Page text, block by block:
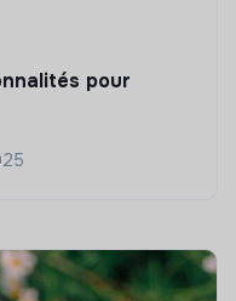
pour